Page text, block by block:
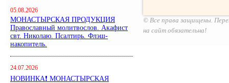
05.08.2026
МОНАСТЫРСКАЯ ПРОДУКЦИЯ
Православный молитвослов. Акафист
свт. Николаю. Псалтирь. Флэш-
накопитель.
24.07.2026
НОВИНКА❗ МОНАСТЫРСКАЯ
© Все права защищены.
на сайт обязательна!